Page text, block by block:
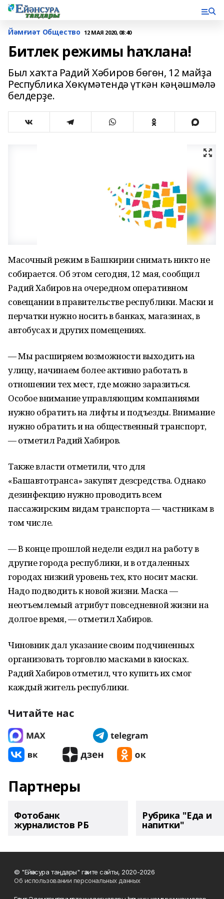
Йәмғиәт Общество 12 МАЯ 2020, 08:40
Битлек режимы һаҡлана!
Был хаҡта Радий Хәбиров бөгөн, 12 майҙа
Республика Хөкүмәтендә үткән кәңәшмәлә
белдерҙе.
Масочный режим в Башкирии снимать никто не
собирается. Об этом сегодня, 12 мая, сообщил
Радий Хабиров на очередном оперативном
совещании в правительстве республики. Маски и
перчатки нужно носить в банках, магазинах, в
автобусах и других помещениях.
— Мы расширяем возможности выходить на
улицу, начинаем более активно работать в
отношении тех мест, где можно заразиться.
Особое внимание управляющим компаниями
нужно обратить на лифты и подъезды. Внимание
нужно обратить и на общественный транспорт,
— отметил Радий Хабиров.
Также власти отметили, что для
«Башавтотранса» закупят дезсредства. Однако
дезинфекцию нужно проводить всем
пассажирским видам транспорта — частникам в
том числе.
— В конце прошлой недели ездил на работу в
другие города республики, и в отдаленных
городах низкий уровень тех, кто носит маски.
Надо подводить к новой жизни. Маска —
неотъемлемый атрибут повседневной жизни на
долгое время, — отметил Хабиров.
Чиновник дал указание своим подчиненных
организовать торговлю масками в киосках.
Радий Хабиров отметил, что купить их смог
каждый житель республики.
Читайте нас
Партнеры
Фотобанк
журналистов РБ
Рубрика "Еда и
напитки"
© "Ейәнсура таңдары" гәзите сайты, 2020-2026
Об использовании персональных данных